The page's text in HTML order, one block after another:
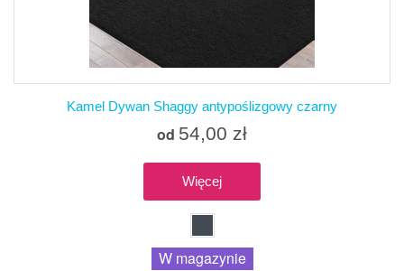
Kamel Dywan Shaggy antypoślizgowy czarny
od 54,00 zł
Więcej
W magazynie